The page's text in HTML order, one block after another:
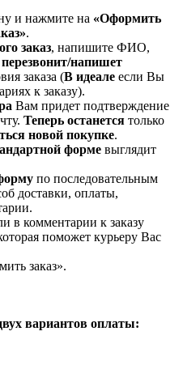
и нажмите на «Оформить
.
заказ, напишите ФИО,
напишет
заказа (В идеале если Вы
к заказу).
Вам придет подтверждение
Теперь останется только
новой покупке.
форме выглядит
по последовательным
доставки, оплаты,
в комментарии к заказу
поможет курьеру Вас
заказ».
вариантов оплаты: